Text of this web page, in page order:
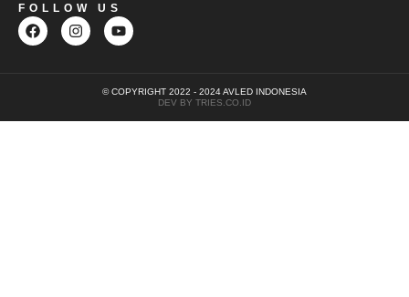
FOLLOW US
© COPYRIGHT 2022 - 2024 AVLED INDONESIA
DEV BY TRIES.CO.ID